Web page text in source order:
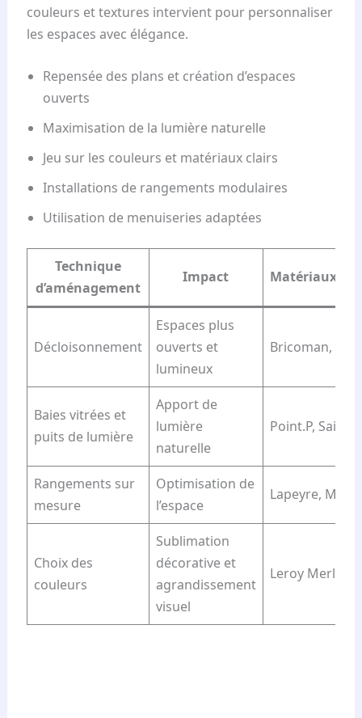
couleurs et textures intervient pour personnaliser
les espaces avec élégance.
Repensée des plans et création d’espaces
ouverts
Maximisation de la lumière naturelle
Jeu sur les couleurs et matériaux clairs
Installations de rangements modulaires
Utilisation de menuiseries adaptées
Technique
d’aménagement
Impact Matériaux/
Décloisonnement
Espaces plus
ouverts et
lumineux
Bricoman,
Baies vitrées et
puits de lumière
Apport de
lumière
naturelle
Point.P, Saint-
Rangements sur
mesure
Optimisation de
l’espace
Lapeyre,
Choix des
couleurs
Sublimation
décorative et
agrandissement
visuel
Leroy Merlin